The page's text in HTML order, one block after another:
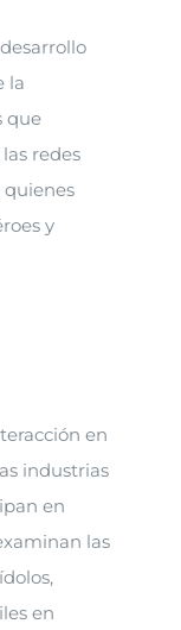
la
que
redes
quienes
y
en
industrias
en
las
en